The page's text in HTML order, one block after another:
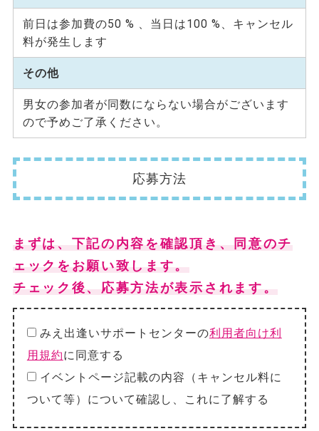
前日は参加費の50 % 、当日は100 %、キャンセル
料が発生します
その他
男女の参加者が同数にならない場合がございます
ので予めご了承ください。
応募方法
まずは、下記の内容を確認頂き、同意のチ
ェックをお願い致します。
チェック後、応募方法が表示されます。
みえ出逢いサポートセンターの利用者向け利
用規約に同意する
イベントページ記載の内容（キャンセル料に
ついて等）について確認し、これに了解する